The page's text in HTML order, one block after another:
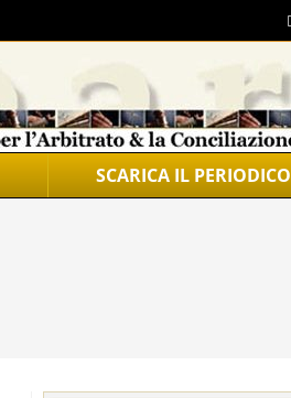
SCARICA IL PERIODICO